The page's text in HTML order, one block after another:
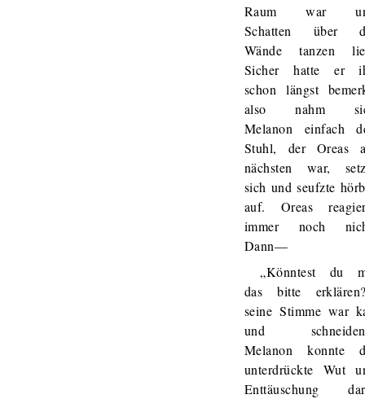
Raum war
Schatten über
Wände tanzen
Sicher hatte er
schon längst
also nahm
Melanon einfach
Stuhl, der Oreas
nächsten war,
sich und seufzte
auf. Oreas
immer noch
Dann—
„Könntest du
das bitte
seine Stimme war
und
Melanon konnte
unterdrückte Wut
Enttäuschung